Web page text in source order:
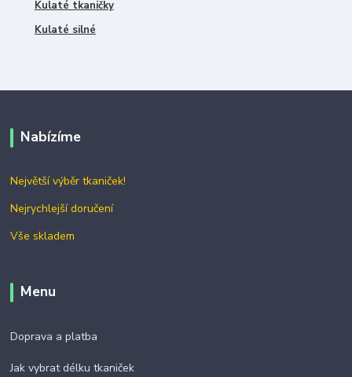
Kulaté tkaničky
Kulaté silné
Nabízíme
Největší výběr tkaniček!
Nejrychlejší doručení
Vše skladem
Menu
Doprava a platba
Jak vybrat délku tkaniček